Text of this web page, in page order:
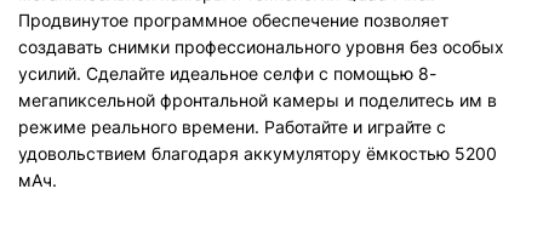
Продвинутое программное обеспечение позволяет
создавать снимки профессионального уровня без особых
усилий. Сделайте идеальное селфи с помощью 8-
мегапиксельной фронтальной камеры и поделитесь им в
режиме реального времени. Работайте и играйте с
удовольствием благодаря аккумулятору ёмкостью 5200
мАч.